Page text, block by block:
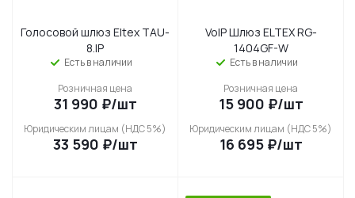
Голосовой шлюз Eltex TAU-
8.IP
Есть в наличии
Розничная цена
31 990 ₽/шт
Юридическим лицам (НДС 5%)
33 590 ₽/шт
VoIP Шлюз ELTEX RG-
1404GF-W
Есть в наличии
Розничная цена
15 900 ₽/шт
Юридическим лицам (НДС 5%)
16 695₽/шт